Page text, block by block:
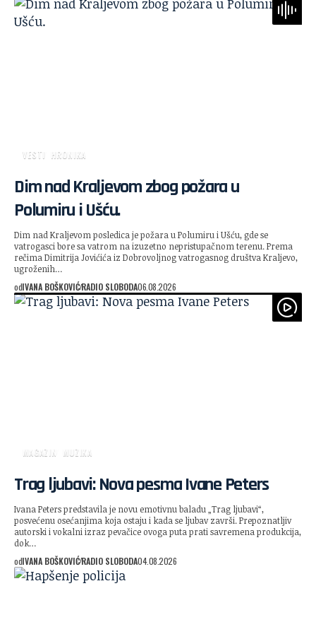
VESTI HRONIKA
Dim nad Kraljevom zbog požara u
Polumiru i Ušću.
Dim nad Kraljevom posledica je požara u Polumiru i Ušću, gde se
vatrogasci bore sa vatrom na izuzetno nepristupačnom terenu. Prema
rečima Dimitrija Jovićića iz Dobrovoljnog vatrogasnog društva Kraljevo,
ugroženih…
odIVANA BOŠKOVIĆRADIO SLOBODA06.08.2026
MAGAZIN MUZIKA
Trag ljubavi: Nova pesma Ivane Peters
Ivana Peters predstavila je novu emotivnu baladu „Trag ljubavi“,
posvećenu osećanjima koja ostaju i kada se ljubav završi. Prepoznatljiv
autorski i vokalni izraz pevačice ovoga puta prati savremena produkcija,
dok…
odIVANA BOŠKOVIĆRADIO SLOBODA04.08.2026